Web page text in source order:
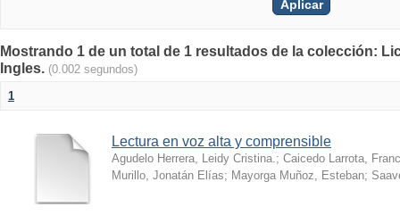
Mostrando 1 de un total de 1 resultados de la colección:
Ingles. (0.002 segundos)
1
Lectura en voz alta y comprensible
Agudelo Herrera, Leidy Cristina.; Caicedo Larrota,
Murillo, Jonatán Elías; Mayorga Muñoz, Esteban;